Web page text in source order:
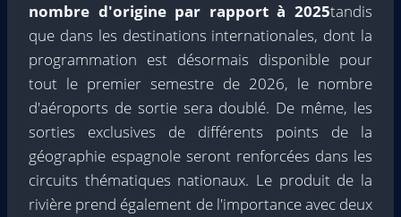
nombre d'origine par rapport à 2025tandis
que dans les destinations internationales, dont la
programmation est désormais disponible pour
tout le premier semestre de 2026, le nombre
d'aéroports de sortie sera doublé. De même, les
sorties exclusives de différents points de la
géographie espagnole seront renforcées dans les
circuits thématiques nationaux. Le produit de la
rivière prend également de l'importance avec deux